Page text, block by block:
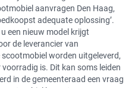
aanvragen Den Haag,
adequate oplossing’.
een nieuw model krijgt
de leverancier van
worden uitgeleverd,
is. Dit kan soms leiden
in de gemeenteraad een vraag